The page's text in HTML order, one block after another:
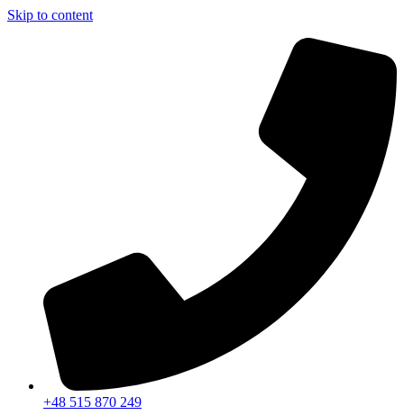
Skip to content
+48 515 870 249